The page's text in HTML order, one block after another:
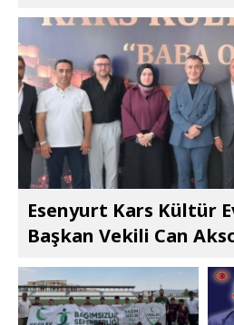
Esenyurt Kars Kültür
Başkan Vekili Can